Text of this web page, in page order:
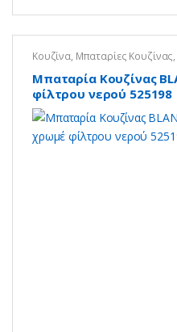
Κουζίνα, Μπαταρίες Κουζίνας,
Μπαταρία Κουζίνας
φίλτρου νερού 525198